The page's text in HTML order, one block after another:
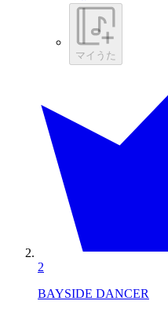
マイうた
2
BAYSIDE DANCER